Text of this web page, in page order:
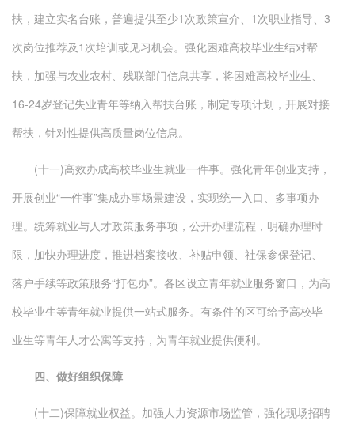
扶，建立实名台账，普遍提供至少1次政策宣介、1次职业指导、3
次岗位推荐及1次培训或见习机会。强化困难高校毕业生结对帮
扶，加强与农业农村、残联部门信息共享，将困难高校毕业生、
16-24岁登记失业青年等纳入帮扶台账，制定专项计划，开展对接
帮扶，针对性提供高质量岗位信息。
(十一)高效办成高校毕业生就业一件事。强化青年创业支持，
开展创业“一件事”集成办事场景建设，实现统一入口、多事项办
理。统筹就业与人才政策服务事项，公开办理流程，明确办理时
限，加快办理进度，推进档案接收、补贴申领、社保参保登记、
落户手续等政策服务“打包办”。各区设立青年就业服务窗口，为高
校毕业生等青年就业提供一站式服务。有条件的区可给予高校毕
业生等青年人才公寓等支持，为青年就业提供便利。
四、做好组织保障
(十二)保障就业权益。加强人力资源市场监管，强化现场招聘